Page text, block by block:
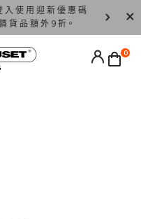
使 用 迎 新 優 惠 碼
貨 品 額 外 9 折。
香 港 / 澳
0